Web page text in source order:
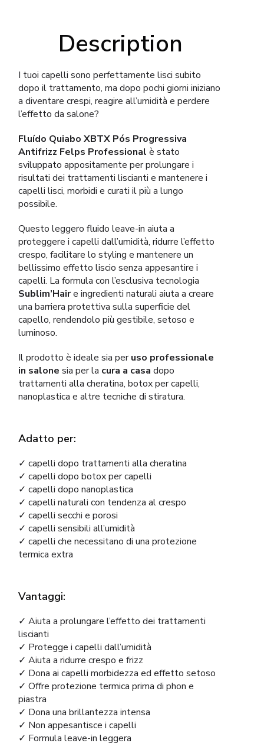
Description
I tuoi capelli sono perfettamente lisci subito
dopo il trattamento, ma dopo pochi giorni iniziano
a diventare crespi, reagire all’umidità e perdere
l’effetto da salone?
Fluído Quiabo XBTX Pós Progressiva
Antifrizz Felps Professional è stato
sviluppato appositamente per prolungare i
risultati dei trattamenti liscianti e mantenere i
capelli lisci, morbidi e curati il più a lungo
possibile.
Questo leggero fluido leave-in aiuta a
proteggere i capelli dall’umidità, ridurre l’effetto
crespo, facilitare lo styling e mantenere un
bellissimo effetto liscio senza appesantire i
capelli. La formula con l’esclusiva tecnologia
Sublim’Haire ingredienti naturali aiuta a creare
una barriera protettiva sulla superficie del
capello, rendendolo più gestibile, setoso e
luminoso.
Il prodotto è ideale sia peruso professionale
in salone sia per la cura a casa dopo
trattamenti alla cheratina, botox per capelli,
nanoplastica e altre tecniche di stiratura.
Adatto per:
✓ capelli dopo trattamenti alla cheratina
✓ capelli dopo botox per capelli
✓ capelli dopo nanoplastica
✓ capelli naturali con tendenza al crespo
✓ capelli secchi e porosi
✓ capelli sensibili all’umidità
✓ capelli che necessitano di una protezione
termica extra
Vantaggi:
✓ Aiuta a prolungare l’effetto dei trattamenti
liscianti
✓ Protegge i capelli dall’umidità
✓ Aiuta a ridurre crespo e frizz
✓ Dona ai capelli morbidezza ed effetto setoso
✓ Offre protezione termica prima di phon e
piastra
✓ Dona una brillantezza intensa
✓ Non appesantisce i capelli
✓ Formula leave-in leggera